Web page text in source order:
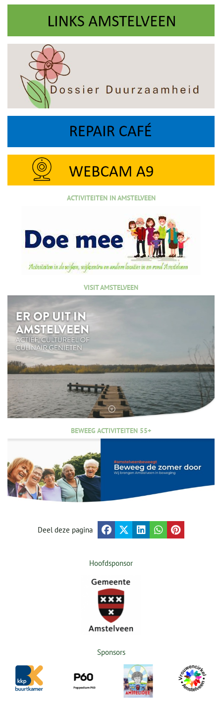
ACTIVITEITEN IN AMSTELVEEN
VISIT AMSTELVEEN
BEWEEG ACTIVITEITEN 55+
Deel deze pagina
Hoofdsponsor
Sponsors